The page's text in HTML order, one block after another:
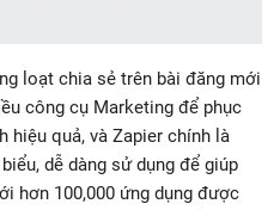
loạt chia sẻ trên bài đăng mới
công cụ Marketing để phục
hiệu quả, và Zapier chính là
dễ dàng sử dụng để giúp
hơn 100,000 ứng dụng được